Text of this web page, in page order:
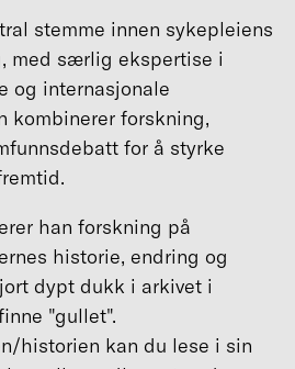
stemme innen sykepleiens
med særlig ekspertise i
og internasjonale
kombinerer forskning,
for å styrke
han forskning på
historie, endring og
dypt dukk i arkivet i
"gullet".
historien kan du lese i sin